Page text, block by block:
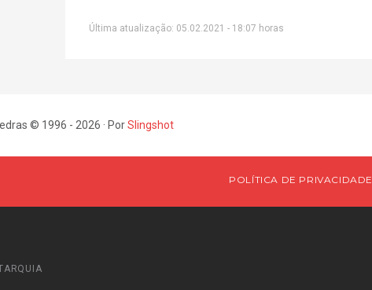
Última atualização: 05.02.2021 - 18:07 horas
© 1996 - 2026 · PorSlingshot
POLÍTICA DE PRIVACIDADE